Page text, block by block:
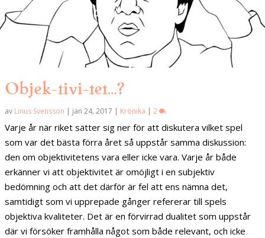
Objek-tivi-tet…?
av Linus Svensson jan 24, 2017 Krönika 2
Varje år när riket sätter sig ner för att diskutera vilket spel
som var det bästa förra året så uppstår samma diskussion:
den om objektivitetens vara eller icke vara. Varje år både
erkänner vi att objektivitet är omöjligt i en subjektiv
bedömning och att det därför är fel att ens nämna det,
samtidigt som vi upprepade gånger refererar till spels
objektiva kvaliteter. Det är en förvirrad dualitet som uppstår
där vi försöker framhålla något som både relevant, och icke